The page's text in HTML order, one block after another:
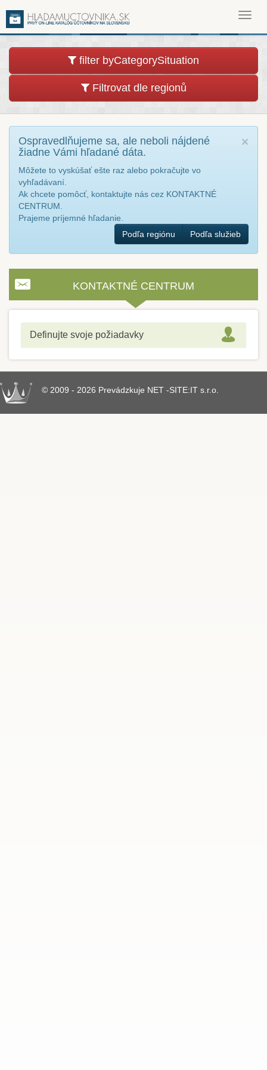
filter byCategorySituation
Filtrovat dle regionů
×
Ospravedlňujeme sa, ale neboli nájdené
žiadne Vámi hľadané dáta.
Môžete to vyskúšať ešte raz alebo pokračujte vo
vyhľadávaní.
Ak chcete pomôcť, kontaktujte nás cez KONTAKTNÉ
CENTRUM.
Prajeme príjemné hľadanie.
Podľa regiónu
Podľa služieb
KONTAKTNÉ CENTRUM
Definujte svoje požiadavky
© 2009 - 2026 Prevádzkuje NET -SITE:IT s.r.o.